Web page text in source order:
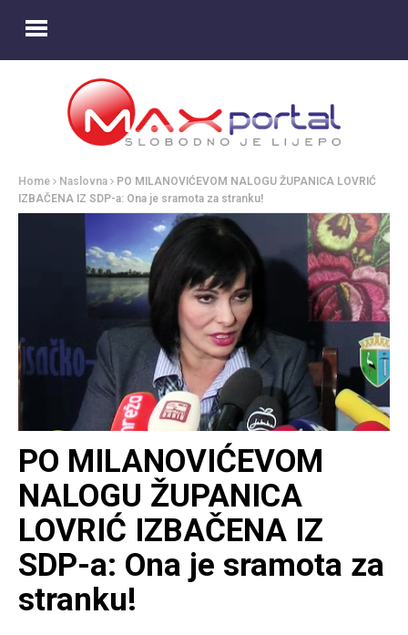
Home Naslovna
PO MILANOVIĆEVOM NALOGU ŽUPANICA LOVRIĆ
IZBAČENA IZ SDP-a: Ona je sramota za stranku!
PO MILANOVIĆEVOM
NALOGU ŽUPANICA
LOVRIĆ IZBAČENA IZ
SDP-a: Ona je sramota za
stranku!